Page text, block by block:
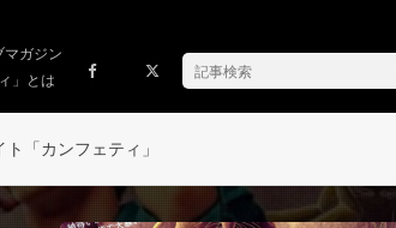
マガジン
」とは
「カンフェティ」